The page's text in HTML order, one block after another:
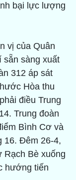
bại lực lượng
vị của Quân
sẵn sàng xuất
312 áp sát
Hòa thu
điều Trung
Trung đoàn
Bình Cơ và
16. Ðêm 26-4,
Rạch Bè xuống
hướng tiến